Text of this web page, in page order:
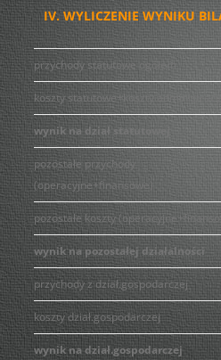
IV. WYLICZENIE WYNIKU
przychody statutowe ogółem
koszty statutowe+koszty
wynik na dział statutowej
pozostałe przychody
(operacyjne+finansowe)
pozostałe koszty
wynik na pozostałej działalności
przychody z dział.gospodarczej
koszty dział.gospodarczej
wynik na dział.gospodarczej